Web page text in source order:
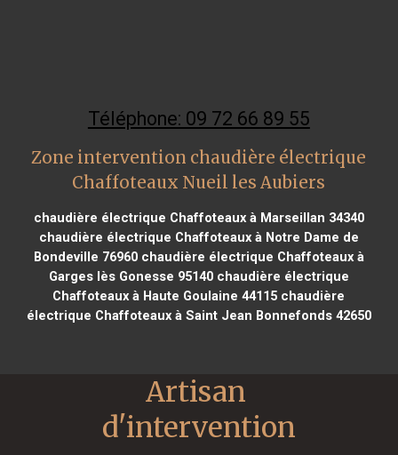
Téléphone: 09 72 66 89 55
Zone intervention chaudière électrique
Chaffoteaux Nueil les Aubiers
chaudière électrique Chaffoteaux à Marseillan 34340
chaudière électrique Chaffoteaux à Notre Dame de
Bondeville 76960chaudière électrique Chaffoteaux à
Garges lès Gonesse 95140chaudière électrique
Chaffoteaux à Haute Goulaine 44115 chaudière
électrique Chaffoteaux à Saint Jean Bonnefonds 42650
Artisan
d'intervention